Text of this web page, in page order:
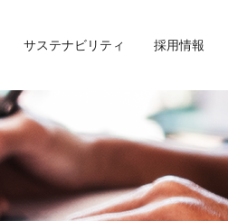
サステナビリティ 採用情報